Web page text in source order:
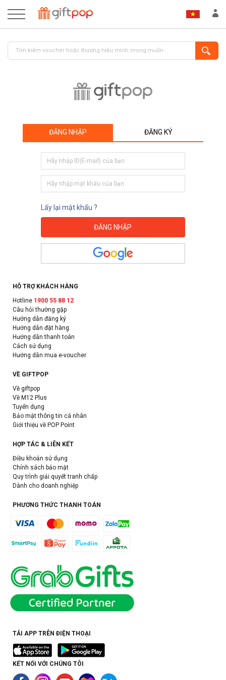
ĐĂNG NHẬP ĐĂNG KÝ
Lấy lại mật khẩu ?
HỖ TRỢ KHÁCH HÀNG
Hotline 1900 55 88 12
Câu hỏi thường gặp
Hướng dẫn đăng ký
Hướng dẫn đặt hàng
Hướng dẫn thanh toán
Cách sử dụng
Hướng dẫn mua e-voucher
VỀ GIFTPOP
Về giftpop
Về M12 Plus
Tuyển dụng
Bảo mật thông tin cá nhân
Giới thiệu về POP Point
HỢP TÁC & LIÊN KẾT
Điều khoản sử dụng
Chính sách bảo mật
Quy trình giải quyết tranh chấp
Dành cho doanh nghiệp
PHƯƠNG THỨC THANH TOÁN
TẢI APP TRÊN ĐIỆN THOẠI
KẾT NỐI VỚI CHÚNG TÔI